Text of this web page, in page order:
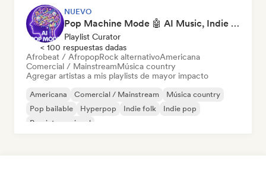
NUEVO
Pop Machine Mode 🤖 AI Music, Indie Pop & Dream Pop
Playlist Curator
< 100 respuestas dadas
Afrobeat / AfropopRock alternativoAmericana
Comercial / MainstreamMúsica country
Agregar artistas a mis playlists de mayor impacto
Americana Comercial / Mainstream
Música country
Pop bailable
Hyperpop Indie folk
Indie pop
Pop internacional